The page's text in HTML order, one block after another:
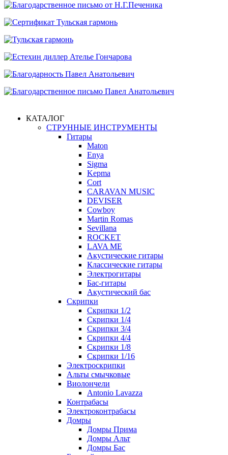
КАТАЛОГ
СТРУННЫЕ ИНСТРУМЕНТЫ
Гитары
Maton
Enya
Sigma
Kepma
Cort
CARAVAN MUSIC
DEVISER
Cowboy
Martin Romas
Sevillana
ROCKET
LAVA ME
Акустические гитары
Классические гитары
Электрогитары
Бас-гитары
Акустический бас
Скрипки
Скрипки 1/2
Скрипки 1/4
Скрипки 3/4
Скрипки 4/4
Скрипки 1/8
Скрипки 1/16
Электроскрипки
Альты смычковые
Виолончели
Antonio Lavazza
Контрабасы
Электроконтрабасы
Домры
Домры Прима
Домры Альт
Домры Бас